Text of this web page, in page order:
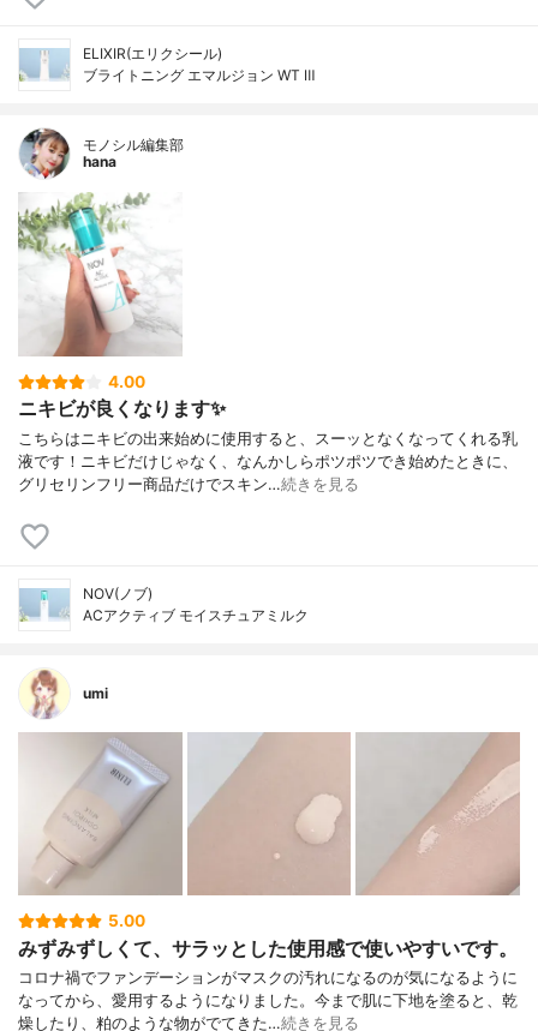
ELIXIR(エリクシール)
ブライトニング エマルジョン WT Ⅲ
モノシル編集部
hana
4.00
ニキビが良くなります✨
こちらはニキビの出来始めに使用すると、スーッとなくなってくれる乳
液です！ニキビだけじゃなく、なんかしらポツポツでき始めたときに、
グリセリンフリー商品だけでスキン…続きを見る
NOV(ノブ)
ACアクティブ モイスチュアミルク
umi
5.00
みずみずしくて、サラッとした使用感で使いやすいです。
コロナ禍でファンデーションがマスクの汚れになるのが気になるように
なってから、愛用するようになりました。今まで肌に下地を塗ると、乾
燥したり、粕のような物がでてきた…続きを見る